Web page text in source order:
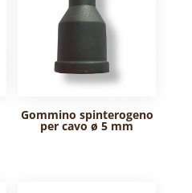
Gommino spinterogeno
per cavo ø 5 mm